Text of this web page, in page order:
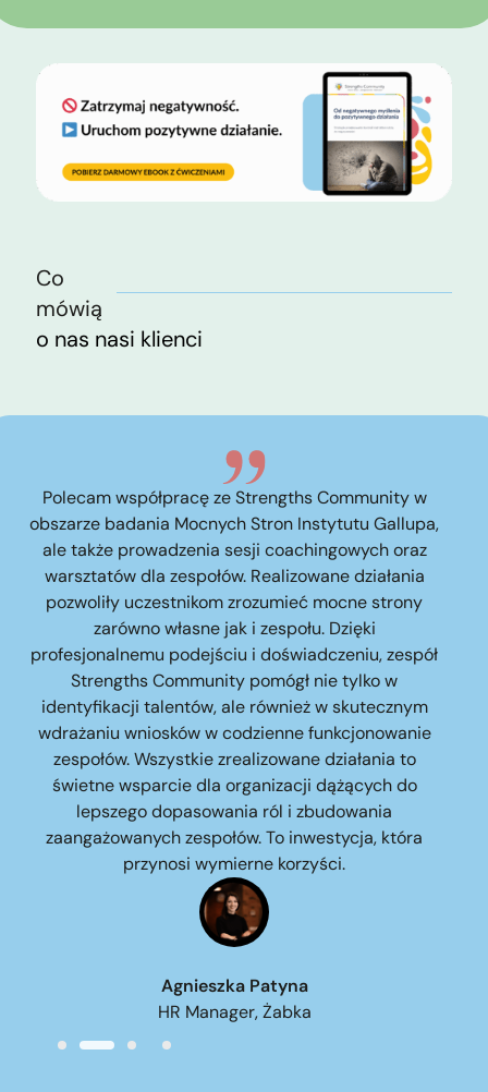
Co
mówią
o nas nasi klienci
Polecam współpracę ze Strengths Community w
obszarze badania Mocnych Stron Instytutu Gallupa,
ale także prowadzenia sesji coachingowych oraz
warsztatów dla zespołów. Realizowane działania
pozwoliły uczestnikom zrozumieć mocne strony
zarówno własne jak i zespołu. Dzięki
profesjonalnemu podejściu i doświadczeniu, zespół
Strengths Community pomógł nie tylko w
identyfikacji talentów, ale również w skutecznym
wdrażaniu wniosków w codzienne funkcjonowanie
zespołów. Wszystkie zrealizowane działania to
świetne wsparcie dla organizacji dążących do
lepszego dopasowania ról i zbudowania
zaangażowanych zespołów. To inwestycja, która
przynosi wymierne korzyści.
Agnieszka Patyna
HR Manager, Żabka